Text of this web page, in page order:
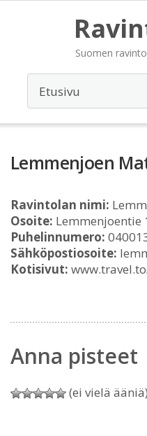
Suomen
Lemmenjoen
Ravintolan nimi:
Osoite: Lemmenjoentie
Puhelinnumero:
Sähköpostiosoite:
Kotisivut:
Anna pisteet
(ei vielä ääniä)